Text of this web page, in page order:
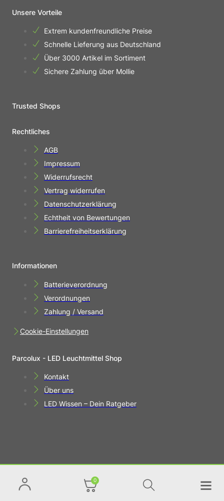
0
Unsere Vorteile
Extrem kundenfreundliche Preise
Schnelle Lieferung aus Deutschland
Über 3000 Artikel im Sortiment
Sichere Zahlung über Mollie
Trusted Shops
Rechtliches
AGB
Impressum
Widerrufsrecht
Vertrag widerrufen
Datenschutzerklärung
Echtheit von Bewertungen
Barrierefreiheitserklärung
Informationen
Batterieverordnung
Verordnungen
Zahlung / Versand
Cookie-Einstellungen
Parcolux - LED Leuchtmittel Shop
Kontakt
Über uns
LED Wissen – Dein Ratgeber